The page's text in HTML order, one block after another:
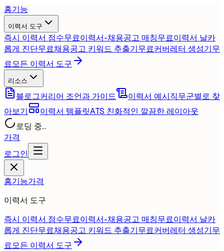
홈기능
이력서 도구
즉시 이력서 점수무료이력서-채용공고 매칭무료이력서 날카
롭게 진단무료채용공고 키워드 추출기무료커버레터 생성기무
료모든 이력서 도구
리소스
블로그커리어 조언과 가이드 이력서 예시직무군별로 찾
아보기
이력서 템플릿ATS 친화적인 깔끔한 레이아웃
로딩 중...
가격
로그인
홈기능가격
이력서 도구
즉시 이력서 점수무료이력서-채용공고 매칭무료이력서 날카
롭게 진단무료채용공고 키워드 추출기무료커버레터 생성기무
료모든 이력서 도구